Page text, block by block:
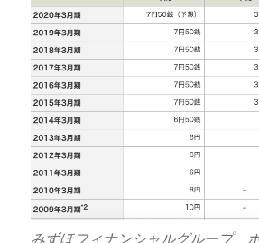
みずほフィナンシャルグループ